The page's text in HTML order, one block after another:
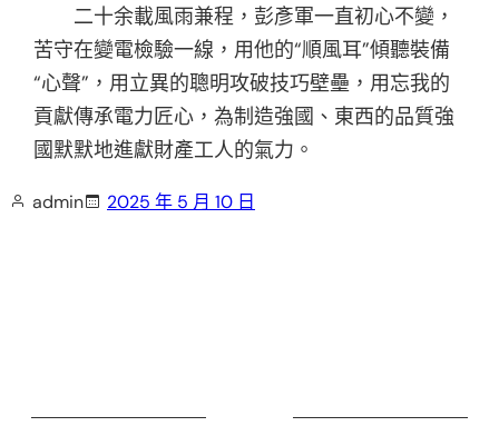
二十余載風雨兼程，彭彥軍一直初心不變，
苦守在變電檢驗一線，用他的“順風耳”傾聽裝備
“心聲”，用立異的聰明攻破技巧壁壘，用忘我的
貢獻傳承電力匠心，為制造強國、東西的品質強
國默默地進獻財產工人的氣力。
admin 2025 年 5 月 10 日